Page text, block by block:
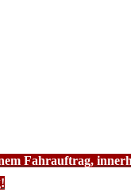
Fahrauftrag,